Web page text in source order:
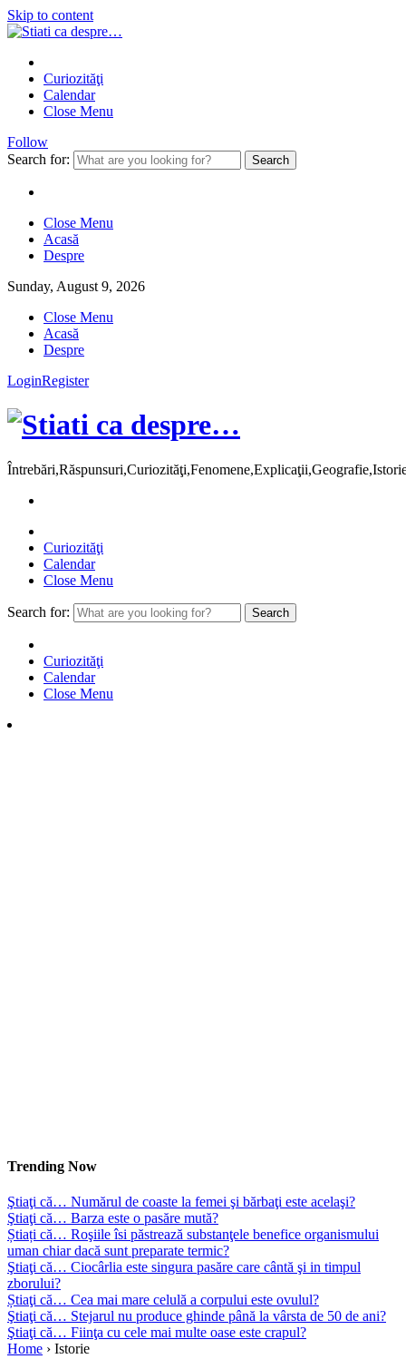
Skip to content
Curiozităţi
Calendar
Close Menu
Follow
Search for:
Close Menu
Acasă
Despre
Sunday, August 9, 2026
Close Menu
Acasă
Despre
LoginRegister
Curiozităţi
Calendar
Close Menu
Search for:
Curiozităţi
Calendar
Close Menu
Trending Now
Ştiaţi că… Numărul de coaste la femei şi bărbaţi este acelaşi?
Ştiaţi că… Barza este o pasăre mută?
Știați că… Roşiile îsi păstrează substanţele benefice organismului
uman chiar dacă sunt preparate termic?
Ştiaţi că… Ciocârlia este singura pasăre care cântă şi in timpul
zborului?
Știaţi că… Cea mai mare celulă a corpului este ovulul?
Ştiaţi că… Stejarul nu produce ghinde până la vârsta de 50 de ani?
Ştiaţi că… Fiinţa cu cele mai multe oase este crapul?
Home › Istorie